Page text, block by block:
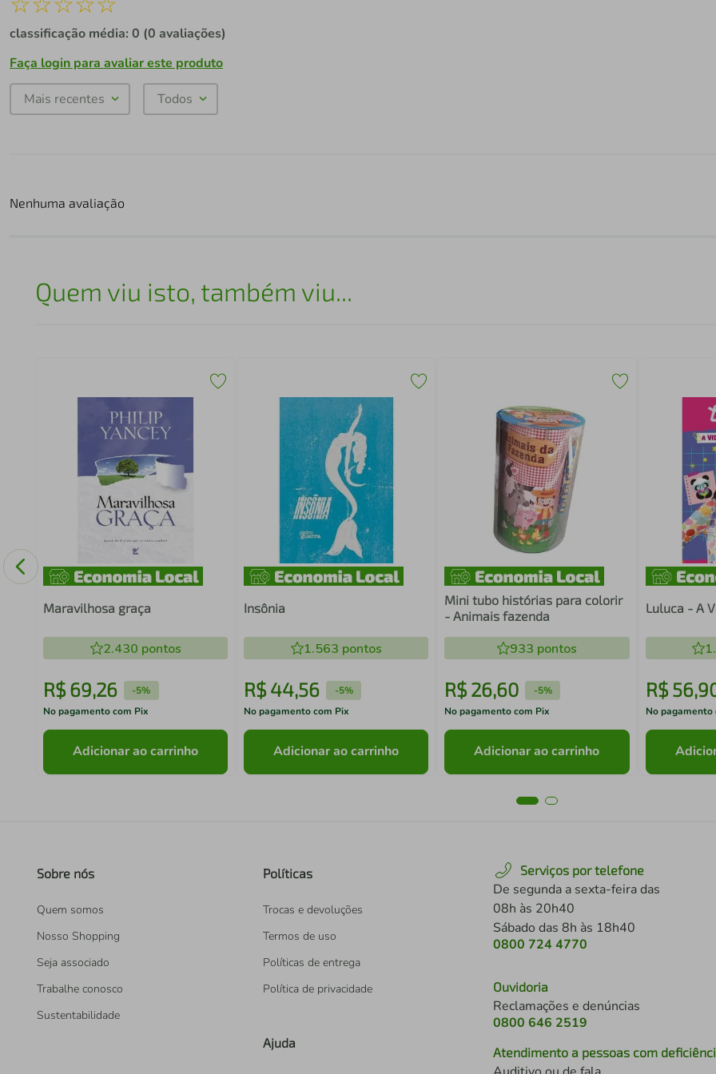
classificação média: 0 (0 avaliações)
Faça login para avaliar este produto
Mais recentes Todos
Nenhuma avaliação
Quem viu isto, também viu...
Maravilhosa graça
2.430 pontos
R$ 69,26 -5%
No pagamento com Pix
Adicionar ao carrinho
Insônia
1.563 pontos
R$ 44,56 -5%
No pagamento com Pix
Adicionar ao carrinho
Mini tubo histórias para colorir
- Animais fazenda
933 pontos
R$26,60 -5%
No pagamento com Pix
Adicionar ao carrinho
Luluca - A
R$ 56,
No pagamento
Sobre nós
Quem somos
Nosso Shopping
Seja associado
Trabalhe conosco
Sustentabilidade
Políticas
Trocas e devoluções
Termos de uso
Políticas de entrega
Política de privacidade
Ajuda
Serviços por telefone
De segunda a sexta-feira das
08h às 20h40
Sábado das 8h às 18h40
0800 724 4770
Ouvidoria
Reclamações e denúncias
0800 646 2519
Atendimento a pessoas com